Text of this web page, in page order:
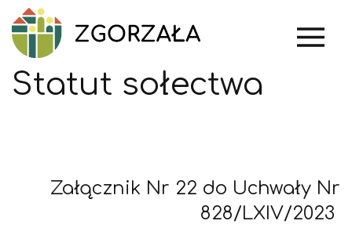
Przejdź
do
treści
Statut sołectwa
Załącznik Nr 22 do Uchwały Nr
828/LXIV/2023